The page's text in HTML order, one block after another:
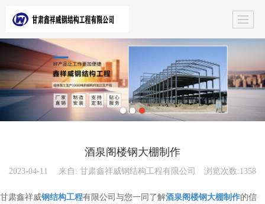
酒泉阁楼钢大棚制作
2023-04-11 来自: 甘肃鑫祥威钢结构工程有限公司 浏览次数:1358
甘肃鑫祥威钢结构工程有限公司与您一同了解酒泉阁楼钢大棚制作的信